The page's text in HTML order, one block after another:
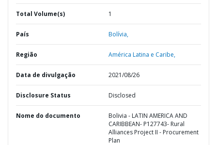
Total Volume(s) 1
País Bolívia,
Região América Latina e Caribe,
Data de divulgação 2021/08/26
Disclosure Status Disclosed
Nome do documento
Bolivia - LATIN AMERICA AND
CARIBBEAN- P127743- Rural
Alliances Project II - Procurement
Plan